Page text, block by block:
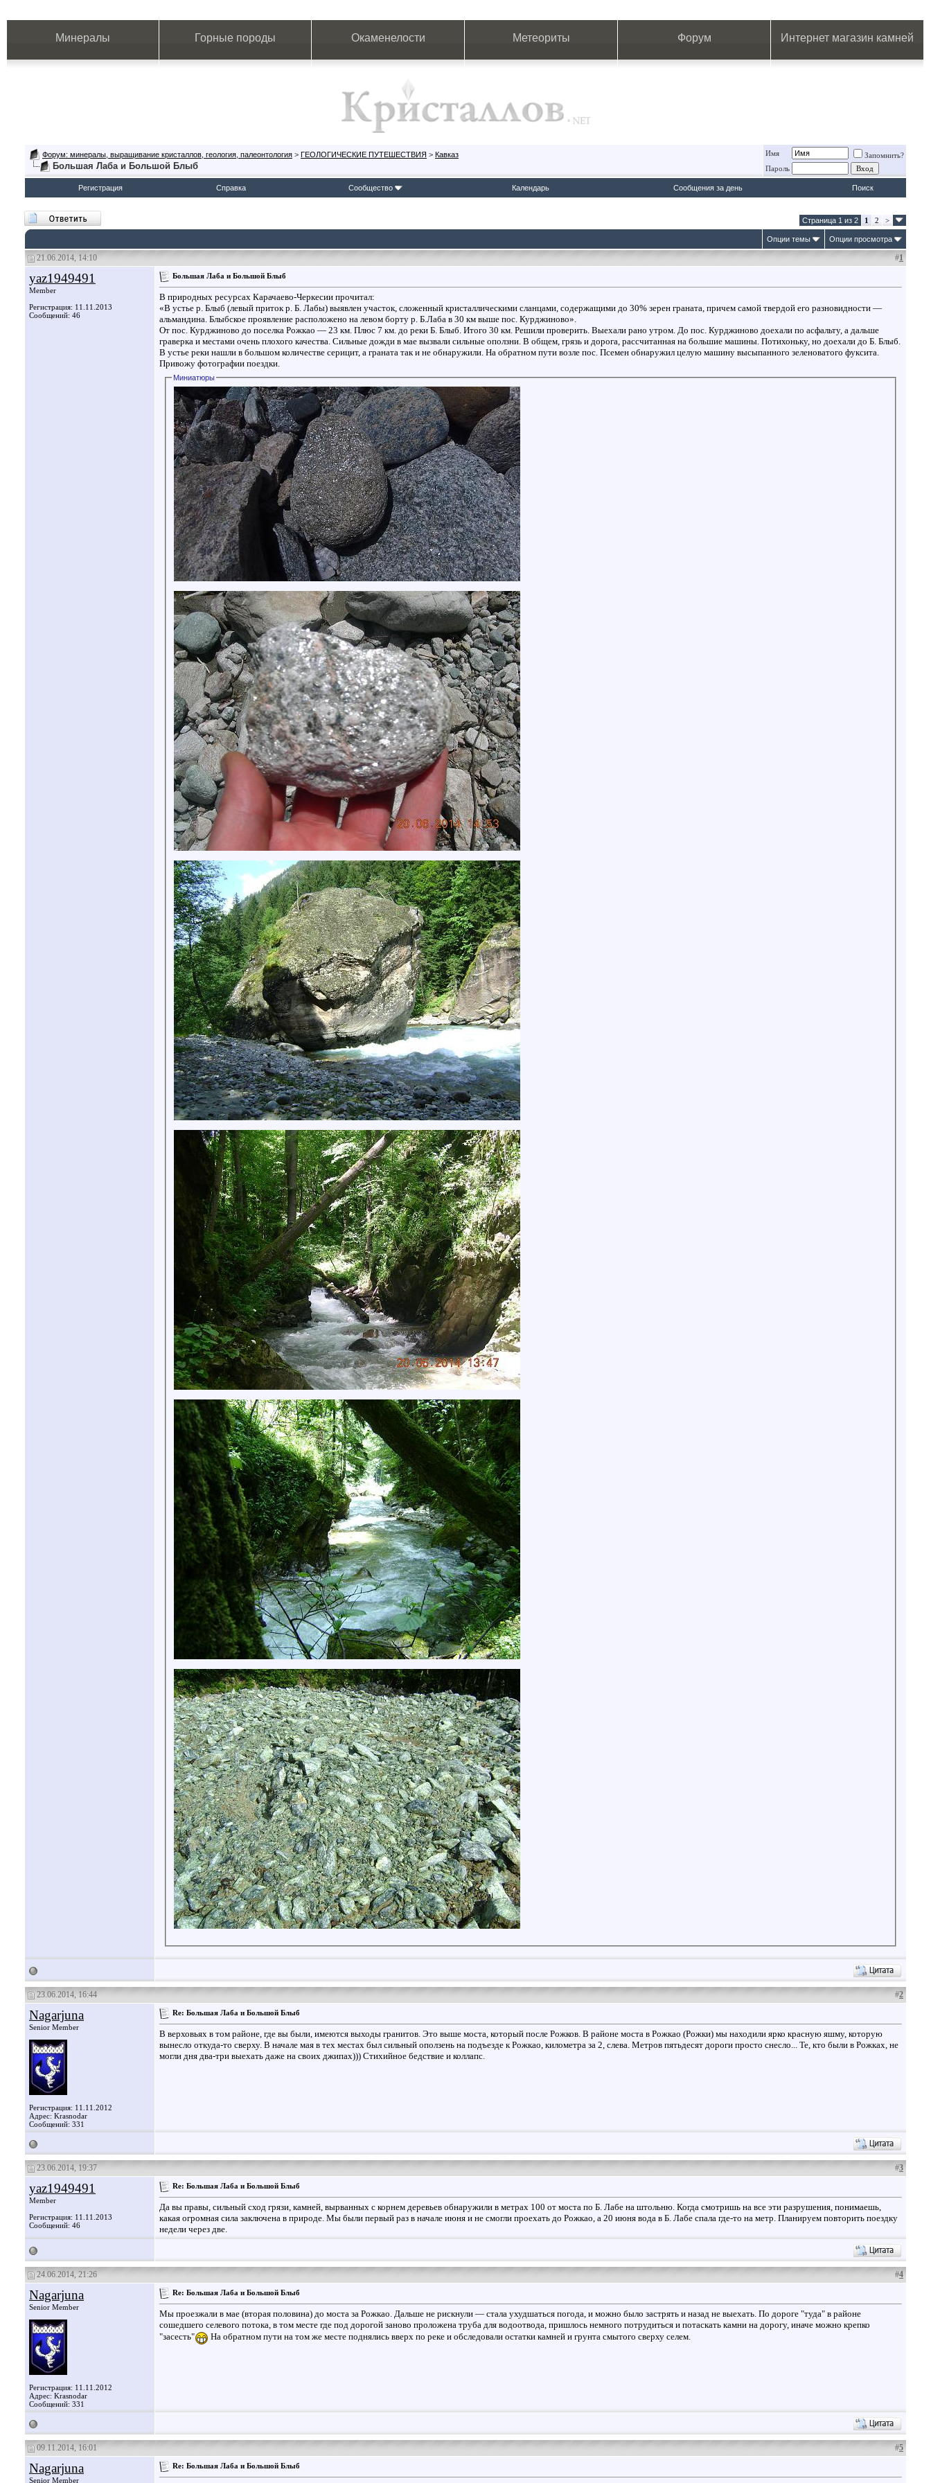
Минералы Горные породы Окаменелости Метеориты Форум Интернет магазин камней
Форум: минералы, выращивание кристаллов, геология, палеонтология > ГЕОЛОГИЧЕСКИЕ ПУТЕШЕСТВИЯ > Кавказ
Большая Лаба и Большой Блыб
Имя
Запомнить?
Пароль
Регистрация Справка Сообщество Календарь Сообщения за день Поиск
Страница 1 из 2 1 2 >
Опции темы Опции просмотра
21.06.2014, 14:10 #1
yaz1949491
Member
Регистрация: 11.11.2013
Сообщений: 46
Большая Лаба и Большой Блыб
В природных ресурсах Карачаево-Черкесии прочитал:
«В устье р. Блыб (левый приток р. Б. Лабы) выявлен участок, сложенный кристаллическими сланцами, содержащими до 30% зерен граната, причем самой твердой его разновидности —
альмандина. Блыбское проявление расположено на левом борту р. Б.Лаба в 30 км выше пос. Курджиново».
От пос. Курджиново до поселка Рожкао — 23 км. Плюс 7 км. до реки Б. Блыб. Итого 30 км. Решили проверить. Выехали рано утром. До пос. Курджиново доехали по асфальту, а дальше
граверка и местами очень плохого качества. Сильные дожди в мае вызвали сильные оползни. В общем, грязь и дорога, рассчитанная на большие машины. Потихоньку, но доехали до Б. Блыб.
В устье реки нашли в большом количестве серицит, а граната так и не обнаружили. На обратном пути возле пос. Псемен обнаружил целую машину высыпанного зеленоватого фуксита.
Привожу фотографии поездки.
Миниатюры
23.06.2014, 16:44 #2
Nagarjuna
Senior Member
Регистрация: 11.11.2012
Адрес: Krasnodar
Сообщений: 331
Re: Большая Лаба и Большой Блыб
В верховьях в том районе, где вы были, имеются выходы гранитов. Это выше моста, который после Рожков. В районе моста в Рожкао (Рожки) мы находили ярко красную яшму, которую
вынесло откуда-то сверху. В начале мая в тех местах был сильный оползень на подъезде к Рожкао, километра за 2, слева. Метров пятьдесят дороги просто снесло... Те, кто были в Рожках, не
могли дня два-три выехать даже на своих джипах))) Стихийное бедствие и коллапс.
23.06.2014, 19:37 #3
yaz1949491
Member
Регистрация: 11.11.2013
Сообщений: 46
Re: Большая Лаба и Большой Блыб
Да вы правы, сильный сход грязи, камней, вырванных с корнем деревьев обнаружили в метрах 100 от моста по Б. Лабе на штольню. Когда смотришь на все эти разрушения, понимаешь,
какая огромная сила заключена в природе. Мы были первый раз в начале июня и не смогли проехать до Рожкао, а 20 июня вода в Б. Лабе спала где-то на метр. Планируем повторить поездку
недели через две.
24.06.2014, 21:26 #4
Nagarjuna
Senior Member
Регистрация: 11.11.2012
Адрес: Krasnodar
Сообщений: 331
Re: Большая Лаба и Большой Блыб
Мы проезжали в мае (вторая половина) до моста за Рожкао. Дальше не рискнули — стала ухудшаться погода, и можно было застрять и назад не выехать. По дороге "туда" в районе
сошедшего селевого потока, в том месте где под дорогой заново проложена труба для водоотвода, пришлось немного потрудиться и потаскать камни на дорогу, иначе можно крепко
"засесть"
На обратном пути на том же месте поднялись вверх по реке и обследовали остатки камней и грунта смытого сверху селем.
09.11.2014, 16:01 #5
Nagarjuna
Senior Member
Re: Большая Лаба и Большой Блыб